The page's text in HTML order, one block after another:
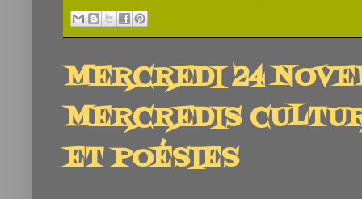
MERCREDI 24
MERCREDIS
ET POÉSIES